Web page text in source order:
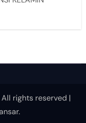
rights reserved |
.